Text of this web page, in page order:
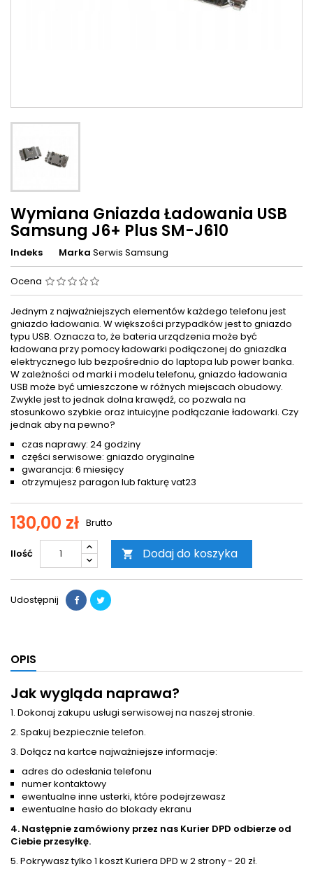
Wymiana Gniazda Ładowania USB
Samsung J6+ Plus SM-J610
Indeks Marka Serwis Samsung
Ocena
Jednym z najważniejszych elementów każdego telefonu jest
gniazdo ładowania. W większości przypadków jest to gniazdo
typu USB. Oznacza to, że bateria urządzenia może być
ładowana przy pomocy ładowarki podłączonej do gniazdka
elektrycznego lub bezpośrednio do laptopa lub power banka.
W zależności od marki i modelu telefonu, gniazdo ładowania
USB może być umieszczone w różnych miejscach obudowy.
Zwykle jest to jednak dolna krawędź, co pozwala na
stosunkowo szybkie oraz intuicyjne podłączanie ładowarki. Czy
jednak aby na pewno?
czas naprawy: 24 godziny
części serwisowe: gniazdo oryginalne
gwarancja: 6 miesięcy
otrzymujesz paragon lub fakturę vat23
130,00 zł Brutto
Ilość  Dodaj do koszyka
Udostępnij
OPIS
Jak wygląda naprawa?
1. Dokonaj zakupu usługi serwisowej na naszej stronie.
2. Spakuj bezpiecznie telefon.
3. Dołącz na kartce najważniejsze informacje:
adres do odesłania telefonu
numer kontaktowy
ewentualne inne usterki, które podejrzewasz
ewentualne hasło do blokady ekranu
4. Następnie zamówiony przez nas Kurier DPD odbierze od
Ciebie przesyłkę.
5. Pokrywasz tylko 1 koszt Kuriera DPD w 2 strony - 20 zł.